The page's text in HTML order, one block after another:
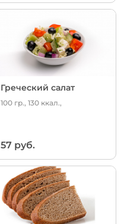
Греческий салат
100 гр., 130 ккал.,
57 руб.